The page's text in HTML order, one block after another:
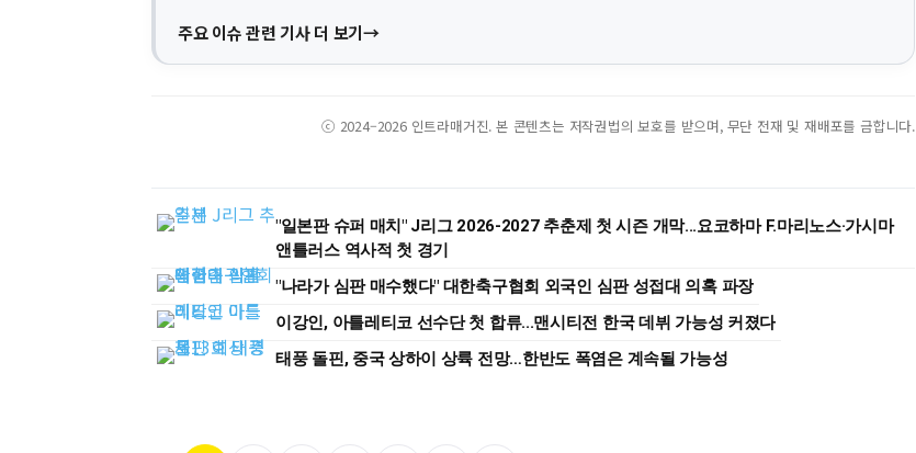
주요 이슈 관련 기사 더 보기
ⓒ 2024–2026 인트라매거진. 본 콘텐츠는 저작권법의 보호를 받으며, 무단 전재 및 재배포를 금합니다.
"일본판 슈퍼 매치" J리그 2026-2027 추춘제 첫 시즌 개막...요코하마 F.마리노스·가시마
앤틀러스 역사적 첫 경기
"나라가 심판 매수했다" 대한축구협회 외국인 심판 성접대 의혹 파장
이강인, 아틀레티코 선수단 첫 합류...맨시티전 한국 데뷔 가능성 커졌다
태풍 돌핀, 중국 상하이 상륙 전망…한반도 폭염은 계속될 가능성